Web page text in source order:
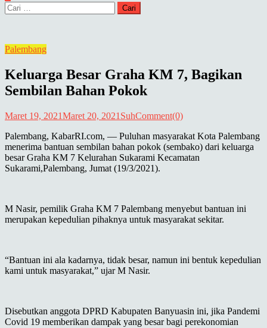
Cari
untuk:
Palembang
Keluarga Besar Graha KM 7, Bagikan
Sembilan Bahan Pokok
Maret 19, 2021Maret 20, 2021 SuhComment(0)
Palembang, KabarRI.com, — Puluhan masyarakat Kota Palembang
menerima bantuan sembilan bahan pokok (sembako) dari keluarga
besar Graha KM 7 Kelurahan Sukarami Kecamatan
Sukarami,Palembang, Jumat (19/3/2021).
M Nasir, pemilik Graha KM 7 Palembang menyebut bantuan ini
merupakan kepedulian pihaknya untuk masyarakat sekitar.
“Bantuan ini ala kadarnya, tidak besar, namun ini bentuk kepedulian
kami untuk masyarakat,” ujar M Nasir.
Disebutkan anggota DPRD Kabupaten Banyuasin ini, jika Pandemi
Covid 19 memberikan dampak yang besar bagi perekonomian